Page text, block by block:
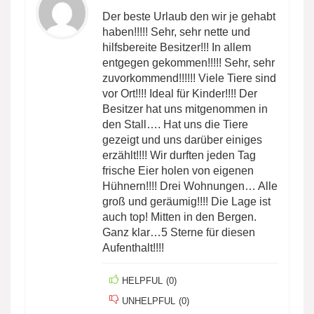
Der beste Urlaub den wir je gehabt
haben!!!!! Sehr, sehr nette und
hilfsbereite Besitzer!!! In allem
entgegen gekommen!!!!! Sehr, sehr
zuvorkommend!!!!!! Viele Tiere sind
vor Ort!!!! Ideal für Kinder!!!! Der
Besitzer hat uns mitgenommen in
den Stall…. Hat uns die Tiere
gezeigt und uns darüber einiges
erzählt!!!! Wir durften jeden Tag
frische Eier holen von eigenen
Hühnern!!!! Drei Wohnungen… Alle
groß und geräumig!!!! Die Lage ist
auch top! Mitten in den Bergen.
Ganz klar…5 Sterne für diesen
Aufenthalt!!!!
HELPFUL (0)
UNHELPFUL (0)